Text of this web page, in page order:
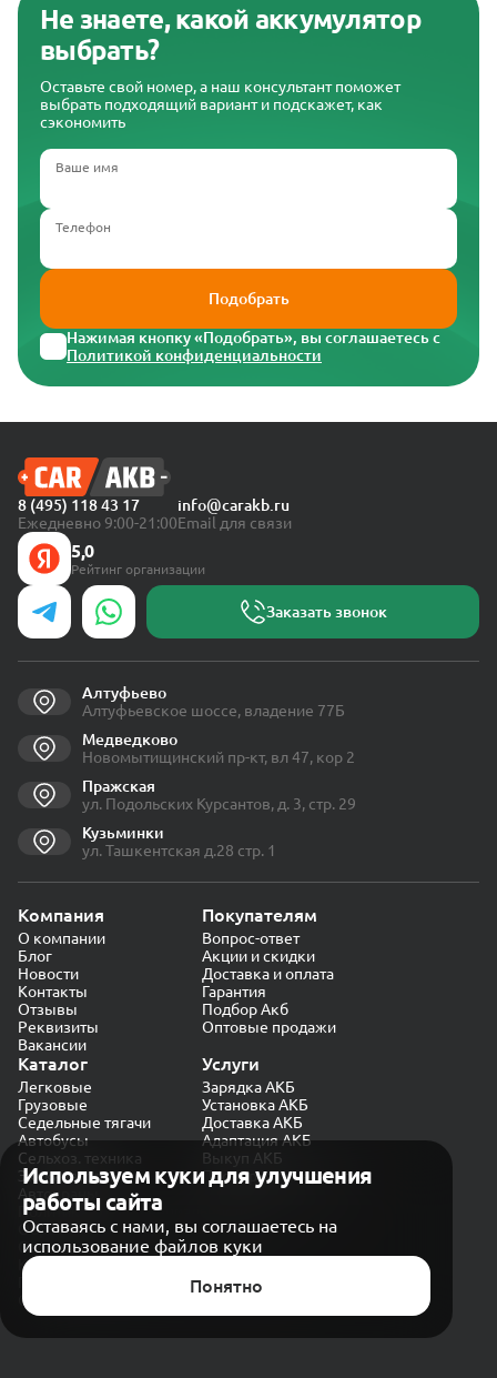
Не знаете, какой аккумулятор
выбрать?
Оставьте свой номер, а наш консультант поможет
выбрать подходящий вариант и подскажет, как
сэкономить
Ваше имя
Телефон
Подобрать
Нажимая кнопку «Подобрать», вы соглашаетесь с
Политикой конфиденциальности
Используем куки для улучшения
работы сайта
Оставаясь с нами, вы соглашаетесь на
использование файлов куки
Понятно
8 (495) 118 43 17
Ежедневно 9:00-21:00
info@carakb.ru
Email для связи
5,0
Рейтинг организации
Заказать звонок
Алтуфьево
Алтуфьевское шоссе, владение 77Б
Медведково
Новомытищинский пр-кт, вл 47, кор 2
Пражская
ул. Подольских Курсантов, д. 3, стр. 29
Кузьминки
ул. Ташкентская д.28 стр. 1
Компания
О компании
Блог
Новости
Контакты
Отзывы
Реквизиты
Вакансии
Покупателям
Вопрос-ответ
Акции и скидки
Доставка и оплата
Гарантия
Подбор Акб
Оптовые продажи
Каталог
Легковые
Грузовые
Седельные тягачи
Автобусы
Сельхоз. техника
Экскаваторы
Автокраны
Услуги
Зарядка АКБ
Установка АКБ
Доставка АКБ
Адаптация АКБ
Выкуп АКБ
Проверка генератора
Политика конфиденциальности
Обработка персональных данных
Согласие на обработку в «Яндекс.Метрика»
Карта сайта
© CARAKB 2026. Все права защищены